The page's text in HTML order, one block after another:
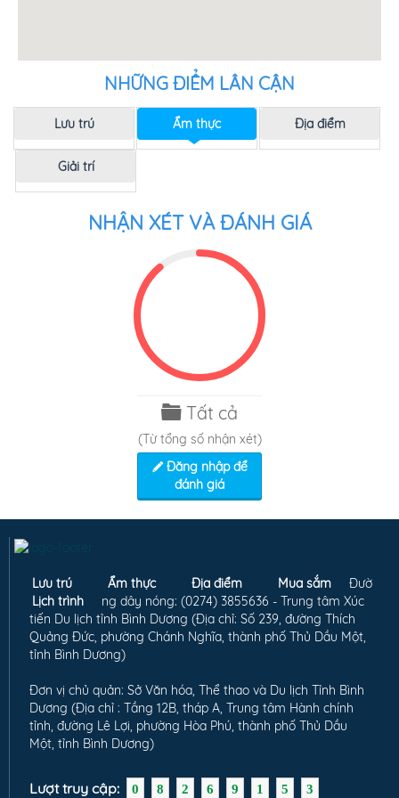
NHỮNG ĐIỂM LÂN CẬN
Lưu trú Ẩm thực Địa điểm
Giải trí
NHẬN XÉT VÀ ĐÁNH GIÁ
Tất cả
(Từ tổng số nhận xét)
Đăng nhập để
đánh giá
Lưu trú Ẩm thực Địa điểm
Mua sắm
Lịch trình
Đườ
ng dây nóng: (0274) 3855636 - Trung tâm Xúc
tiến Du lịch tỉnh Bình Dương (Địa chỉ: Số 239, đường Thích
Quảng Đức, phường Chánh Nghĩa, thành phố Thủ Dầu Một,
tỉnh Bình Dương)
Đơn vị chủ quản: Sở Văn hóa, Thể thao và Du lịch Tỉnh Bình
Dương (Địa chỉ : Tầng 12B, tháp A, Trung tâm Hành chính
tỉnh, đường Lê Lợi, phường Hòa Phú, thành phố Thủ Dầu
Một, tỉnh Bình Dương)
Lượt truy cập: 0 8 2 6 9 1 5 3